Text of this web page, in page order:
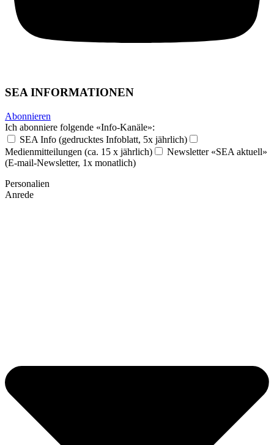
SEA INFORMATIONEN
Abonnieren
Ich abonniere folgende «Info-Kanäle»:
SEA Info (gedrucktes Infoblatt, 5x jährlich)
Medienmitteilungen (ca. 15 x jährlich)
Newsletter «SEA aktuell»
(E-mail-Newsletter, 1x monatlich)
Personalien
Anrede